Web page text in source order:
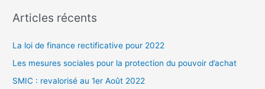
h
r
c
h
Articles récents
La loi de finance rectificative pour 2022
Les mesures sociales pour la protection du pouvoir d’achat
SMIC : revalorisé au 1er Août 2022